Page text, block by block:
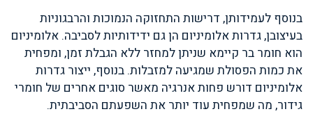
בנוסף לעמידותן, דרישות התחזוקה הנמוכות והרבגוניות
בעיצובן, גדרות אלומיניום הן גם ידידותיות לסביבה. אלומיניום
הוא חומר בר קיימא שניתן למחזר ללא הגבלת זמן, ומפחית
את כמות הפסולת שמגיעה למזבלות. בנוסף, ייצור גדרות
אלומיניום דורש פחות אנרגיה מאשר סוגים אחרים של חומרי
גידור, מה שמפחית עוד יותר את השפעתם הסביבתית.